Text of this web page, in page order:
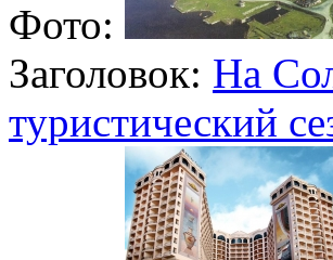
Фото:
Заголовок: На
туристический